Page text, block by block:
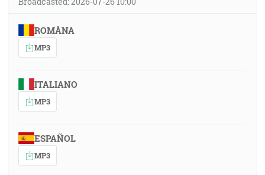
ROMÂNA
MP3
ITALIANO
MP3
ESPAÑOL
MP3